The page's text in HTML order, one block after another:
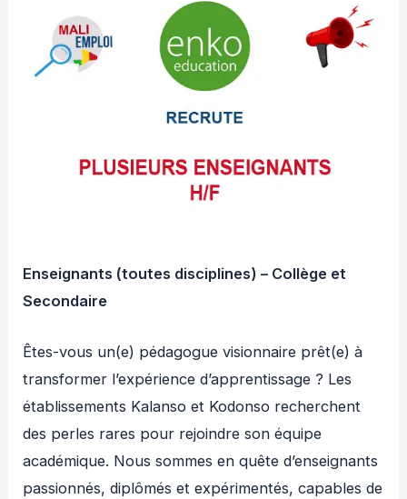
Enseignants (toutes disciplines) – Collège et
Secondaire
Êtes-vous un(e) pédagogue visionnaire prêt(e) à
transformer l’expérience d’apprentissage ? Les
établissements Kalanso et Kodonso recherchent
des perles rares pour rejoindre son équipe
académique. Nous sommes en quête d’enseignants
passionnés, diplômés et expérimentés, capables de